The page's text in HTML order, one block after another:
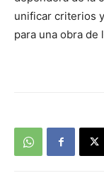
unificar criterios
para una obra de